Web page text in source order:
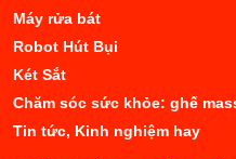
Máy rửa bát
Robot Hút Bụi
Két Sắt
Chăm sóc sức khỏe: ghế
Tin tức, Kinh nghiệm hay